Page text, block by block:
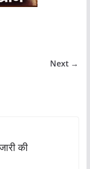
Next →
की